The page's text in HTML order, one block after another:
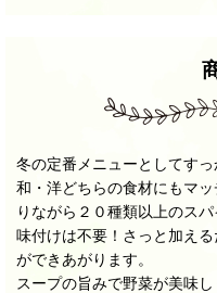
冬の定番メニューとしてすっ
和・洋どちらの食材にもマ
りながら２０種類以上のス
味付けは不要！さっと加え
ができあがります。
スープの旨みで野菜が美味